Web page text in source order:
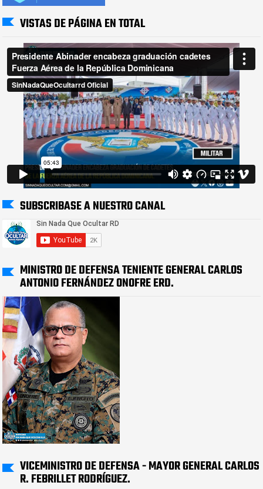
VISTAS DE PÁGINA EN TOTAL
SUBSCRIBASE A NUESTRO CANAL
MINISTRO DE DEFENSA TENIENTE GENERAL CARLOS
ANTONIO FERNÁNDEZ ONOFRE ERD.
VICEMINISTRO DE DEFENSA - MAYOR GENERAL CARLOS
R. FEBRILLET RODRÍGUEZ.